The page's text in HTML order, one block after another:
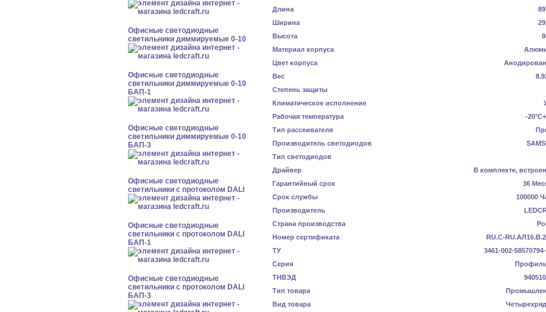
Офисные светодиодные
светильники диммируемые 0-10
Офисные светодиодные
светильники диммируемые 0-10
БАП-1
Офисные светодиодные
светильники диммируемые 0-10
БАП-3
Офисные светодиодные
светильники с протоколом DALI
Офисные светодиодные
светильники с протоколом DALI
БАП-1
Офисные светодиодные
светильники с протоколом DALI
БАП-3
Длина
Ширина
Высота
Материал корпуса
Цвет корпуса
Вес
Степень защиты
Климатическое исполнение
Рабочая температура
-
Тип рассеивателя
Производитель светодиодов
Тип светодиодов
Драйвер
В комплекте,
Гарантийный срок
36
Срок службы
100000
Производитель
Страна производства
Номер сертификата
RU.C-
ТУ
3461-002-
Серия
ТНВЭД
Тип товара
Вид товара